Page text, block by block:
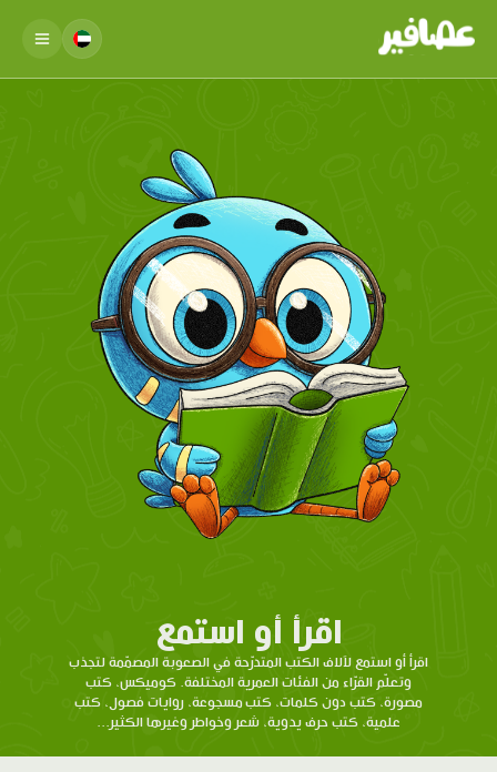
اقرأ أو استمع
اقرأ أو استمع لآلاف الكتب المتدرّحة في الصعوبة المصمّمة لتجذب
وتعلّم القرّاء من الفئات العمرية المختلفة. كوميكس، كتب
مصورة، كتب دون كلمات، كتب مسجوعة، روايات فصول، كتب
علمية، كتب حرف يدوية، شعر وخواطر وغيرها الكثير...